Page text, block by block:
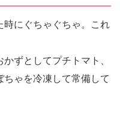
時にぐちゃぐちゃ。これ
ずとしてプチトマト、
ゃを冷凍して常備して